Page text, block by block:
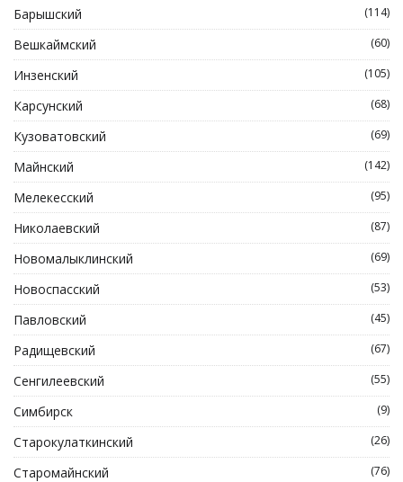
Барышский (114)
Вешкаймский (60)
Инзенский (105)
Карсунский (68)
Кузоватовский (69)
Майнский (142)
Мелекесский (95)
Николаевский (87)
Новомалыклинский (69)
Новоспасский (53)
Павловский (45)
Радищевский (67)
Сенгилеевский (55)
Симбирск (9)
Старокулаткинский (26)
Старомайнский (76)